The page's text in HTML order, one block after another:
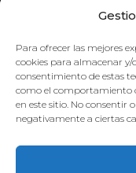
Para ofrecer las mejores
cookies para almacenar
consentimiento de estas
como el comportamiento
en este sitio. No consentir
negativamente a ciertas
Feline behaviour